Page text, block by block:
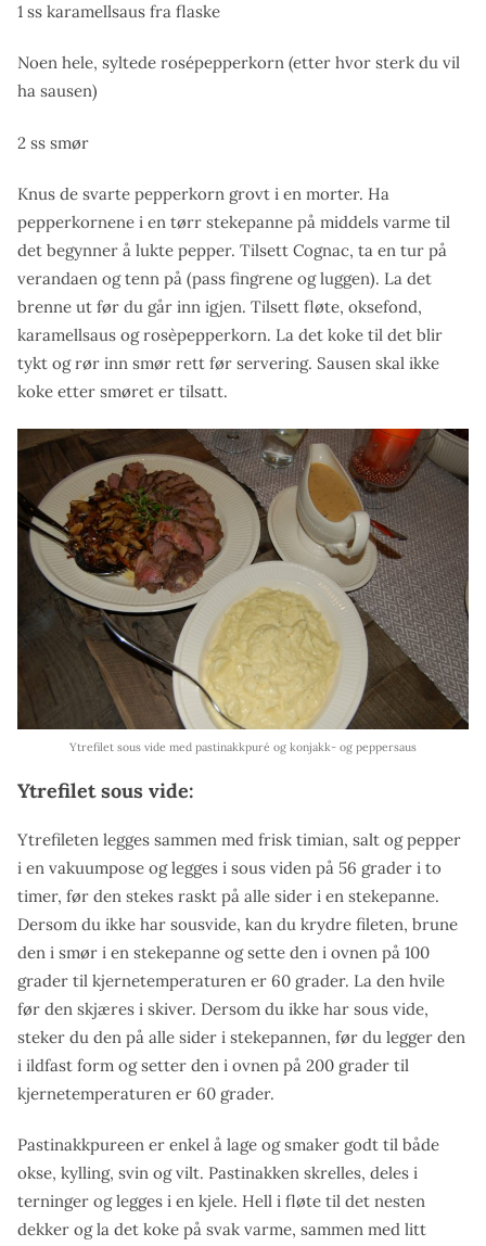
1 ss karamellsaus fra flaske
Noen hele, syltede rosépepperkorn (etter hvor sterk du vil
ha sausen)
2 ss smør
Knus de svarte pepperkorn grovt i en morter. Ha
pepperkornene i en tørr stekepanne på middels varme til
det begynner å lukte pepper. Tilsett Cognac, ta en tur på
verandaen og tenn på (pass fingrene og luggen). La det
brenne ut før du går inn igjen. Tilsett fløte, oksefond,
karamellsaus og rosèpepperkorn. La det koke til det blir
tykt og rør inn smør rett før servering. Sausen skal ikke
koke etter smøret er tilsatt.
Ytrefilet sous vide med pastinakkpuré og konjakk- og peppersaus
Ytrefilet sous vide:
Ytrefileten legges sammen med frisk timian, salt og pepper
i en vakuumpose og legges i sous viden på 56 grader i to
timer, før den stekes raskt på alle sider i en stekepanne.
Dersom du ikke har sousvide, kan du krydre fileten, brune
den i smør i en stekepanne og sette den i ovnen på 100
grader til kjernetemperaturen er 60 grader. La den hvile
før den skjæres i skiver. Dersom du ikke har sous vide,
steker du den på alle sider i stekepannen, før du legger den
i ildfast form og setter den i ovnen på 200 grader til
kjernetemperaturen er 60 grader.
Pastinakkpureen er enkel å lage og smaker godt til både
okse, kylling, svin og vilt. Pastinakken skrelles, deles i
terninger og legges i en kjele. Hell i fløte til det nesten
dekker og la det koke på svak varme, sammen med litt